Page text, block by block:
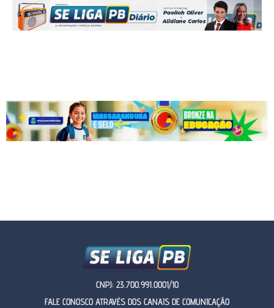
CNPJ: 23.700.991.0001/10
FALE CONOSCO ATRAVÉS DOS CANAIS DE COMUNICAÇÃO